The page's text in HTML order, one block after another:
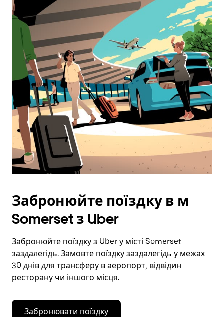
Забронюйте поїздку в м
Somerset з Uber
Забронюйте поїздку з Uber у місті Somerset
заздалегідь. Замовте поїздку заздалегідь у межах
30 днів для трансферу в аеропорт, відвідин
ресторану чи іншого місця.
Забронювати поїздку